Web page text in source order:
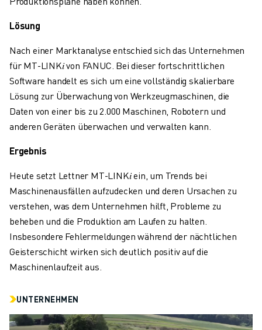
ÜBER FANUC
FANUC IN EUROPA
NACHHALTIGKEIT
KARRIERE
GESTALTEN SIE IHRE ZUKUNFT MIT FANUC
JETZT BEWERBEN » KARRIEREPORTAL
KONTAKT
KONTAKT
IMPRESSUM
Lösung
Nach einer Marktanalyse entschied sich das Unternehmen
für MT-LINK𝑖 von FANUC. Bei dieser fortschrittlichen
Software handelt es sich um eine vollständig skalierbare
Lösung zur Überwachung von Werkzeugmaschinen, die
Daten von einer bis zu 2.000 Maschinen, Robotern und
anderen Geräten überwachen und verwalten kann.
Ergebnis
Heute setzt Lettner MT-LINK𝑖 ein, um Trends bei
Maschinenausfällen aufzudecken und deren Ursachen zu
verstehen, was dem Unternehmen hilft, Probleme zu
beheben und die Produktion am Laufen zu halten.
Insbesondere Fehlermeldungen während der nächtlichen
Geisterschicht wirken sich deutlich positiv auf die
Maschinenlaufzeit aus.
UNTERNEHMEN